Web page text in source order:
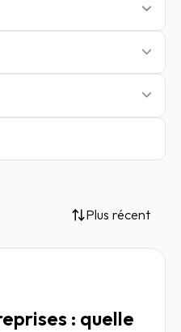
Plus récent
: quelle